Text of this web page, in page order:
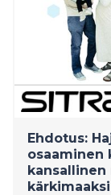
pilvialusta
​​Ehdotus:
osaaminen
kärkimaaksi​